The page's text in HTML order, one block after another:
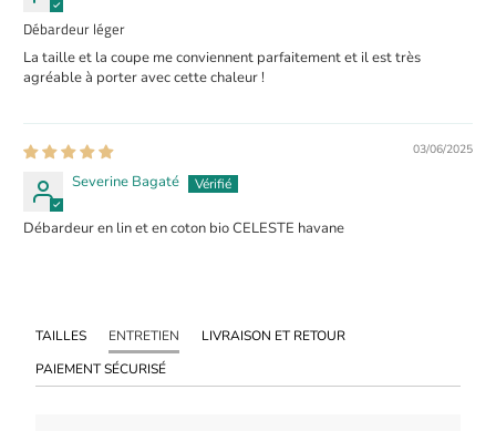
Débardeur léger
La taille et la coupe me conviennent parfaitement et il est très
agréable à porter avec cette chaleur !
03/06/2025
Severine Bagaté
Débardeur en lin et en coton bio CELESTE havane
TAILLES ENTRETIEN
LIVRAISON ET RETOUR
PAIEMENT SÉCURISÉ